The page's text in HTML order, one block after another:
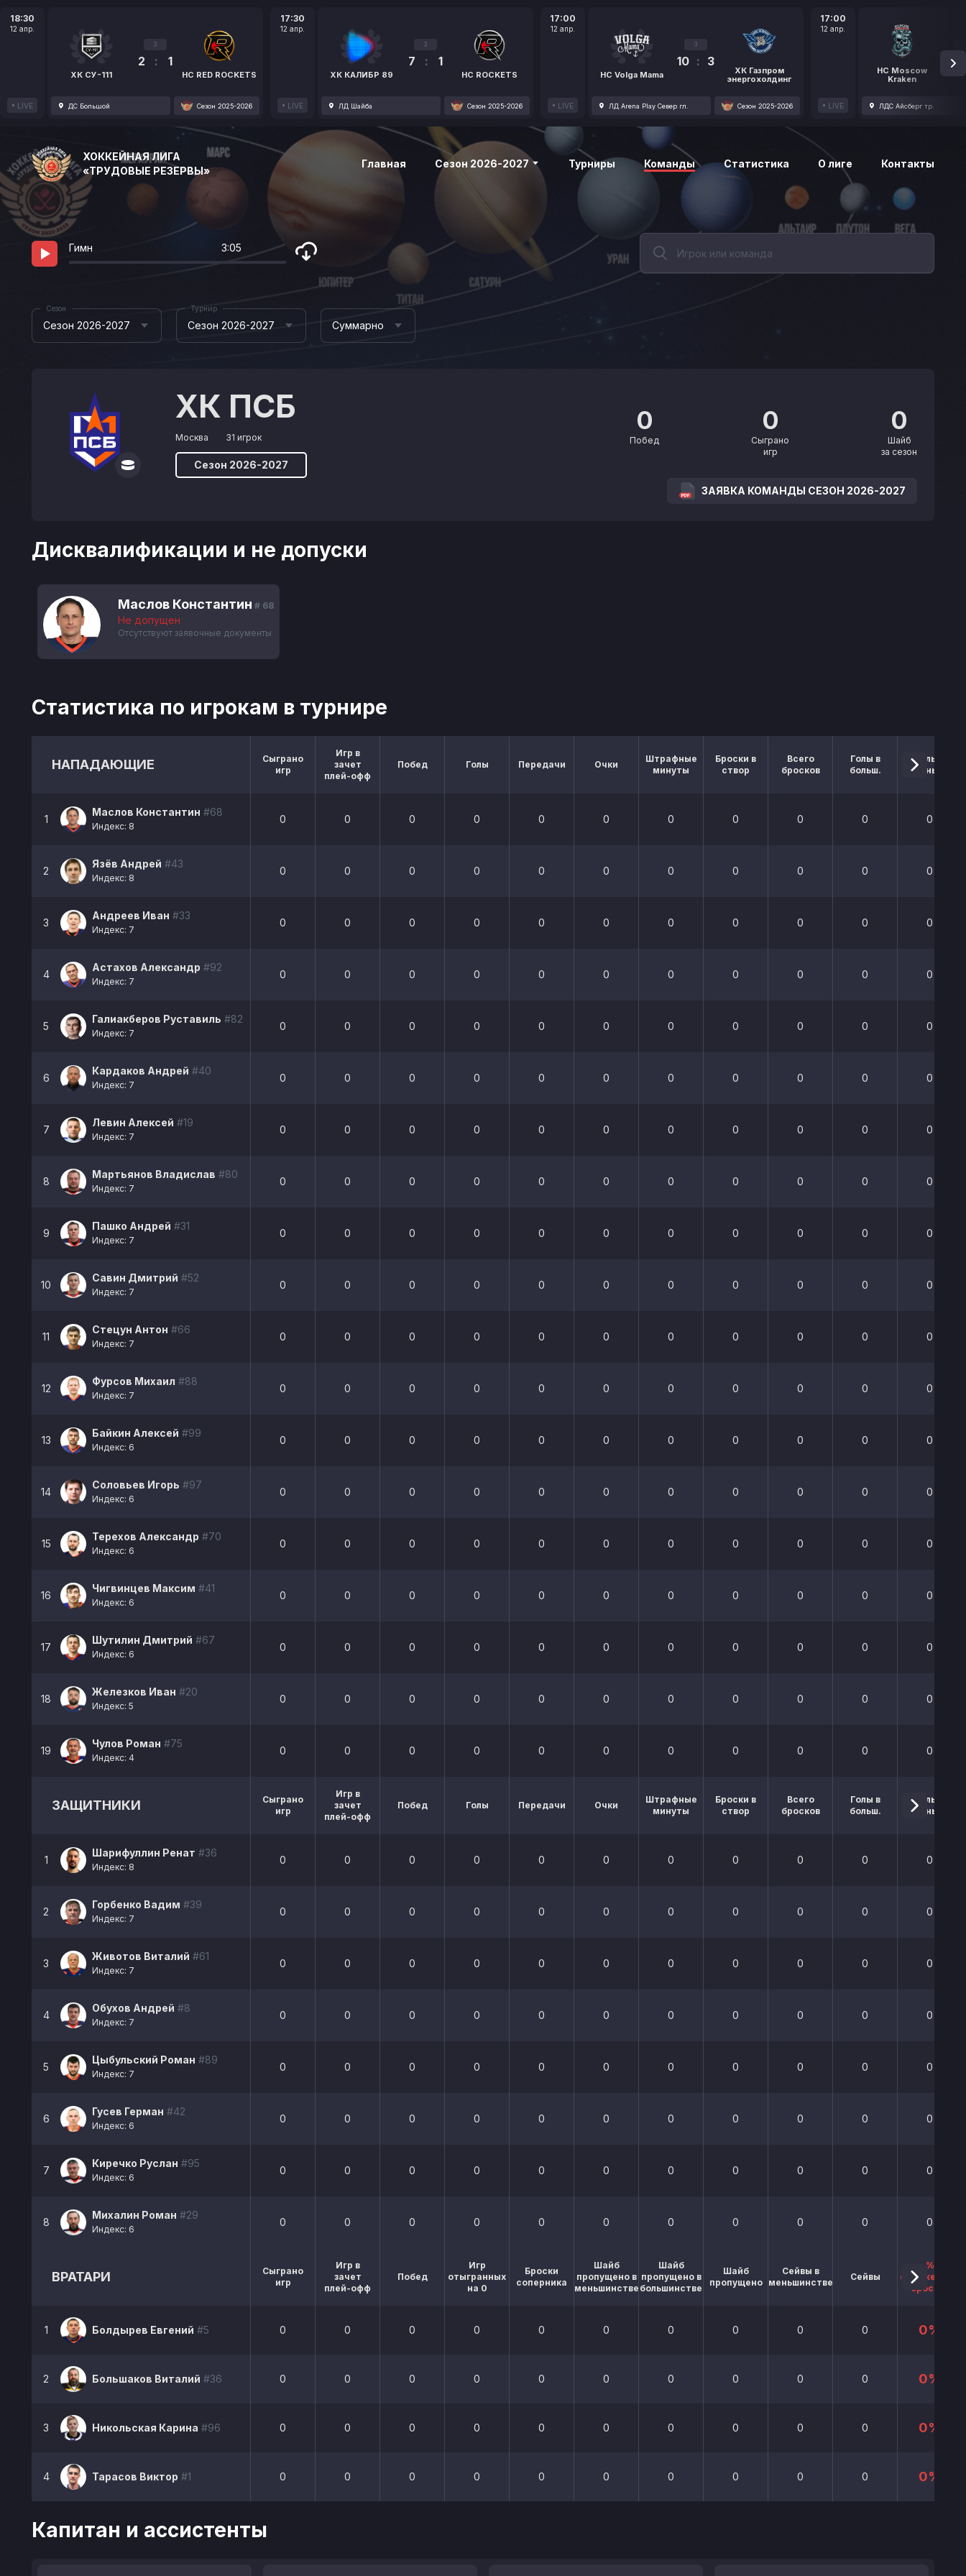
18:30
12 апр.
LIVE
ХК СУ-111
3
2 : 1
HC RED ROCKETS
ДС Большой Сезон 2025-2026
17:30
12 апр.
LIVE
ХК КАЛИБР 89
3
7 : 1
HC ROCKETS
ЛД Шайба Сезон 2025-2026
17:00
12 апр.
LIVE
HC Volga Mama
3
10 : 3
ХК Газпром
энергохолдинг
ЛД Arena Play Север гл. Сезон 2025-2026
17:00
12 апр.
LIVE
HC Moscow
Kraken
1
ЛДС Айсберг тр.
ХОККЕЙНАЯ ЛИГА
«ТРУДОВЫЕ РЕЗЕРВЫ»
Главная Сезон 2026-2027 Турниры Команды Статистика О лиге Контакты
Гимн 3:05
Сезон 2026-2027
Сезон
Сезон 2026-2027
Турнир
Суммарно
ХК ПСБ
Москва 31 игрок
Сезон 2026-2027
0
Побед
0
Сыграно
игр
0
Шайб
за сезон
ЗАЯВКА КОМАНДЫ СЕЗОН 2026-2027
Дисквалификации и не допуски
Маслов Константин # 68
Не допущен
Отсутствуют заявочные документы
Статистика по игрокам в турнире
НАПАДАЮЩИЕ
Сыграно
игр
Игр в
зачет
плей-офф
Побед Голы Передачи Очки
Штрафные
минуты
Броски в
створ
Всего
бросков
Голы в
больш.
Голы в
меньш.
1
Маслов Константин #68
Индекс: 8
0 0 0 0 0 0 0 0 0 0 0
2
Язёв Андрей #43
Индекс: 8
0 0 0 0 0 0 0 0 0 0 0
3
Андреев Иван #33
Индекс: 7
0 0 0 0 0 0 0 0 0 0 0
4
Астахов Александр #92
Индекс: 7
0 0 0 0 0 0 0 0 0 0 0
5
Галиакберов Руставиль #82
Индекс: 7
0 0 0 0 0 0 0 0 0 0 0
6
Кардаков Андрей #40
Индекс: 7
0 0 0 0 0 0 0 0 0 0 0
7
Левин Алексей #19
Индекс: 7
0 0 0 0 0 0 0 0 0 0 0
8
Мартьянов Владислав #80
Индекс: 7
0 0 0 0 0 0 0 0 0 0 0
9
Пашко Андрей #31
Индекс: 7
0 0 0 0 0 0 0 0 0 0 0
10
Савин Дмитрий #52
Индекс: 7
0 0 0 0 0 0 0 0 0 0 0
11
Стецун Антон #66
Индекс: 7
0 0 0 0 0 0 0 0 0 0 0
12
Фурсов Михаил #88
Индекс: 7
0 0 0 0 0 0 0 0 0 0 0
13
Байкин Алексей #99
Индекс: 6
0 0 0 0 0 0 0 0 0 0 0
14
Соловьев Игорь #97
Индекс: 6
0 0 0 0 0 0 0 0 0 0 0
15
Терехов Александр #70
Индекс: 6
0 0 0 0 0 0 0 0 0 0 0
16
Чигвинцев Максим #41
Индекс: 6
0 0 0 0 0 0 0 0 0 0 0
17
Шутилин Дмитрий #67
Индекс: 6
0 0 0 0 0 0 0 0 0 0 0
18
Железков Иван #20
Индекс: 5
0 0 0 0 0 0 0 0 0 0 0
19
Чулов Роман #75
Индекс: 4
0 0 0 0 0 0 0 0 0 0 0
ЗАЩИТНИКИ
Сыграно
игр
Игр в
зачет
плей-офф
Побед Голы Передачи Очки
Штрафные
минуты
Броски в
створ
Всего
бросков
Голы в
больш.
Голы в
меньш.
1
Шарифуллин Ренат #36
Индекс: 8
0 0 0 0 0 0 0 0 0 0 0
2
Горбенко Вадим #39
Индекс: 7
0 0 0 0 0 0 0 0 0 0 0
3
Животов Виталий #61
Индекс: 7
0 0 0 0 0 0 0 0 0 0 0
4
Обухов Андрей #8
Индекс: 7
0 0 0 0 0 0 0 0 0 0 0
5
Цыбульский Роман #89
Индекс: 7
0 0 0 0 0 0 0 0 0 0 0
6
Гусев Герман #42
Индекс: 6
0 0 0 0 0 0 0 0 0 0 0
7
Киречко Руслан #95
Индекс: 6
0 0 0 0 0 0 0 0 0 0 0
8
Михалин Роман #29
Индекс: 6
0 0 0 0 0 0 0 0 0 0 0
ВРАТАРИ
Сыграно
игр
Игр в
зачет
плей-офф
Побед
Игр
отыгранных
на 0
Броски
соперника
Шайб
пропущено в
меньшинстве
Шайб
пропущено в
большинстве
Шайб
пропущено
Сейвы в
меньшинстве
Сейвы
%
отраженных
бросков
1 Болдырев Евгений #5 0 0 0 0 0 0 0 0 0 0 0%
2 Большаков Виталий #36 0 0 0 0 0 0 0 0 0 0 0%
3 Никольская Карина #96 0 0 0 0 0 0 0 0 0 0 0%
4 Тарасов Виктор #1 0 0 0 0 0 0 0 0 0 0 0%
Капитан и ассистенты